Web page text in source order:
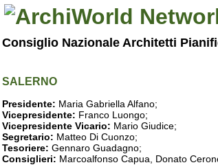
Consiglio Nazionale Architetti
SALERNO
Presidente: Maria Gabriella Alfano;
Vicepresidente: Franco Luongo;
Vicepresidente Vicario: Mario Giudice;
Segretario: Matteo Di Cuonzo;
Tesoriere: Gennaro Guadagno;
Consiglieri: Marcoalfonso Capua, Donato